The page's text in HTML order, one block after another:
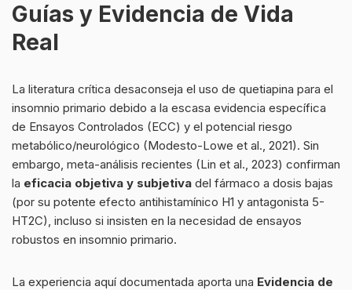
Guías y Evidencia de Vida
Real
La literatura crítica desaconseja el uso de quetiapina para el
insomnio primario debido a la escasa evidencia específica
de Ensayos Controlados (ECC) y el potencial riesgo
metabólico/neurológico (Modesto-Lowe et al., 2021). Sin
embargo, meta-análisis recientes (Lin et al., 2023) confirman
la eficacia objetiva y subjetiva del fármaco a dosis bajas
(por su potente efecto antihistamínico H1 y antagonista 5-
HT2C), incluso si insisten en la necesidad de ensayos
robustos en insomnio primario.
La experiencia aquí documentada aporta una Evidencia de